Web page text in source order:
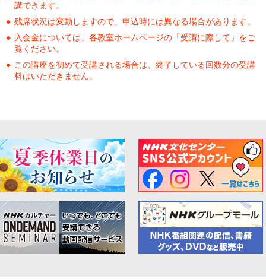
講できます。
残席状況は変動しますので、申込時には異なる場合があります。
入会金については、各教室ホームページの「受講に際して」をご
覧ください。
この講座を初めて受講される場合は、終了している回数分の受講
料はいただきません。